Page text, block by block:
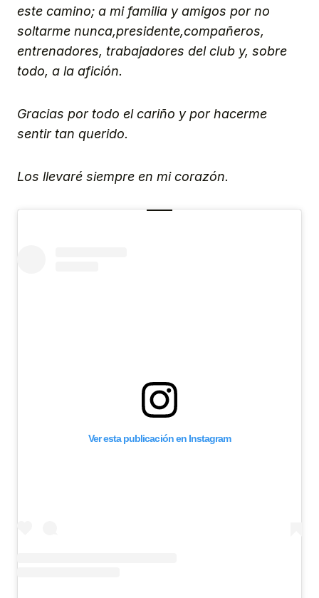
este camino; a mi familia y amigos por no
soltarme nunca,presidente,compañeros,
entrenadores, trabajadores del club y, sobre
todo, a la afición.
Gracias por todo el cariño y por hacerme
sentir tan querido.
Los llevaré siempre en mi corazón.
Ver esta publicación en Instagram